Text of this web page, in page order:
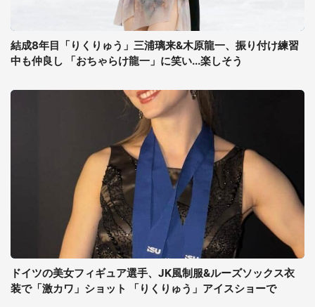
結成8年目「りくりゅう」三浦璃来&木原龍一、振り付け練習
中も仲良し 「おちゃらけ龍一」に笑い...楽しそう
ドイツの美女フィギュア選手、JK風制服&ルーズソックス衣
装で「激カワ」ショット 「りくりゅう」アイスショーで